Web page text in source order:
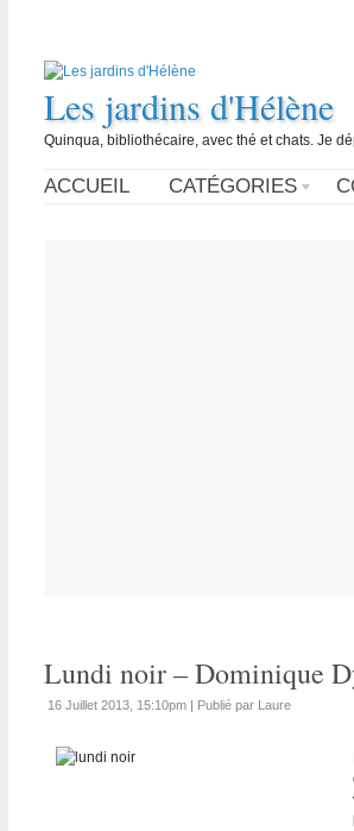
Les jardins d'Hélène
Quinqua, bibliothécaire, avec thé et chats. Je
ACCUEIL CATÉGORIES
Lundi noir – Dominique
16 Juillet 2013, 15:10pm | Publié par Laure